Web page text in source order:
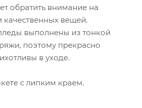
обратить внимание на
качественных вещей.
выполнены из тонкой
поэтому прекрасно
в уходе.
с липким краем.